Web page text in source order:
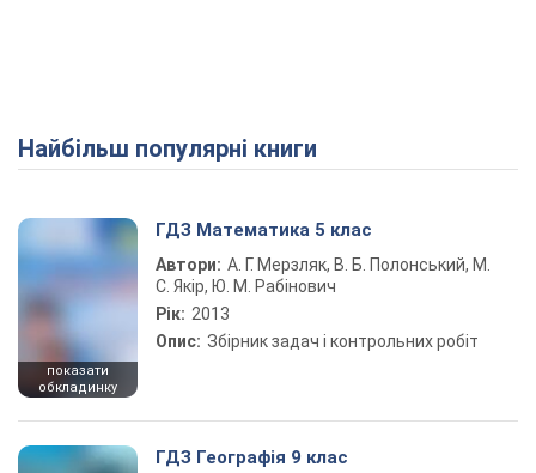
Найбільш популярні книги
показати
обкладинку
ГДЗ Математика 5 клас
Автори: А. Г. Мерзляк, В. Б. Полонський, М.
С. Якір, Ю. М. Рабінович
Рік: 2013
Опис: Збірник задач і контрольних робіт
ГДЗ Географія 9 клас